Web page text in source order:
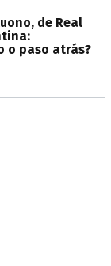
de Real
o paso atrás?